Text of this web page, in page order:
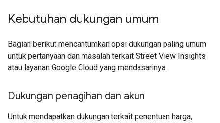
Kebutuhan dukungan umum
Bagian berikut mencantumkan opsi dukungan paling umum
untuk pertanyaan dan masalah terkait Street View Insights
atau layanan Google Cloud yang mendasarinya.
Dukungan penagihan dan akun
Untuk mendapatkan dukungan terkait penentuan harga,